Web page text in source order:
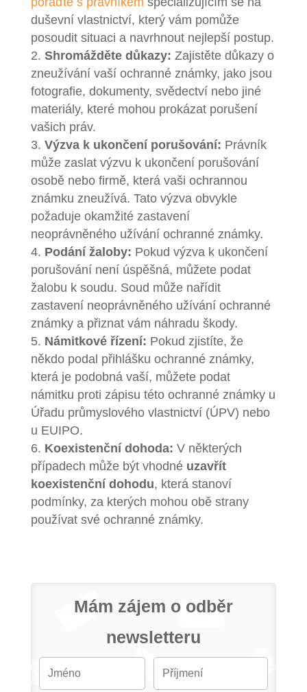
duševní vlastnictví, který vám pomůže
posoudit situaci a navrhnout nejlepší postup.
Shromážděte důkazy: Zajistěte důkazy o
zneužívání vaší ochranné známky, jako jsou
fotografie, dokumenty, svědectví nebo jiné
materiály, které mohou prokázat porušení
vašich práv.
Výzva k ukončení porušování: Právník
může zaslat výzvu k ukončení porušování
osobě nebo firmě, která vaši ochrannou
známku zneužívá. Tato výzva obvykle
požaduje okamžité zastavení
neoprávněného užívání ochranné známky.
Podání žaloby: Pokud výzva k ukončení
porušování není úspěšná, můžete podat
žalobu k soudu. Soud může nařídit
zastavení neoprávněného užívání ochranné
známky a přiznat vám náhradu škody.
Námitkové řízení: Pokud zjistíte, že
někdo podal přihlášku ochranné známky,
která je podobná vaší, můžete podat
námitku proti zápisu této ochranné známky u
Úřadu průmyslového vlastnictví (ÚPV) nebo
u EUIPO.
Koexistenční dohoda: V některých
případech může být vhodné uzavřít
koexistenční dohodu, která stanoví
podmínky, za kterých mohou obě strany
používat své ochranné známky.
Mám zájem o odběr
newsletteru